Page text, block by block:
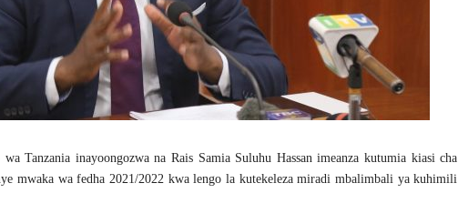
Tanzania inayoongozwa na Rais Samia Suluhu Hassan imeanza kutumia kiasi cha
mwaka wa fedha 2021/2022 kwa lengo la kutekeleza miradi mbalimbali ya kuhimili